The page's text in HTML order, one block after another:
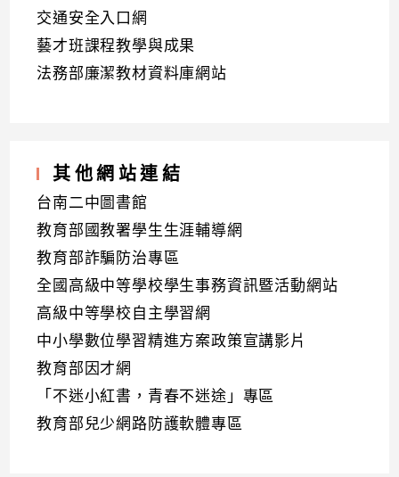
交通安全入口網
藝才班課程教學與成果
法務部廉潔教材資料庫網站
其他網站連結
台南二中圖書館
教育部國教署學生生涯輔導網
教育部詐騙防治專區
全國高級中等學校學生事務資訊暨活動網站
高級中等學校自主學習網
中小學數位學習精進方案政策宣講影片
教育部因才網
「不迷小紅書，青春不迷途」專區
教育部兒少網路防護軟體專區